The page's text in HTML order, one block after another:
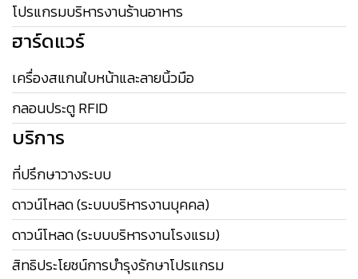
โปรแกรมบริหารงานร้านอาหาร
ฮาร์ดแวร์
เครื่องสแกนใบหน้าและลายนิ้วมือ
กลอนประตู RFID
บริการ
ที่ปรึกษาวางระบบ
ดาวน์โหลด (ระบบบริหารงานบุคคล)
ดาวน์โหลด (ระบบบริหารงานโรงแรม)
สิทธิประโยชน์การบำรุงรักษาโปรแกรม